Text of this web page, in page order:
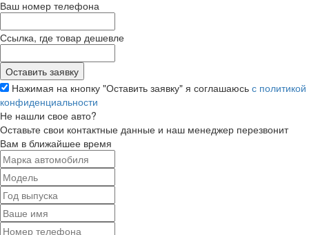
Ваш номер телефона
Ссылка, где товар дешевле
Нажимая на кнопку "Оставить заявку" я соглашаюсь с политикой
конфиденциальности
Не нашли свое авто?
Оставьте свои контактные данные и наш менеджер перезвонит
Вам в ближайшее время